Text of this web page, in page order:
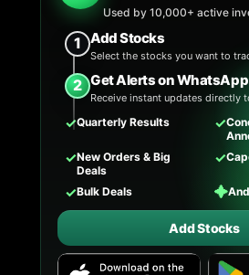
Used by 10,000+ active
1 Add Stocks
Select the stocks you want to
2 Get Alerts on WhatsApp
Receive instant updates directly
✓Quarterly Results ✓
✓New Orders & Big
Deals
✓
✓Bulk Deals ✦
Add Stocks